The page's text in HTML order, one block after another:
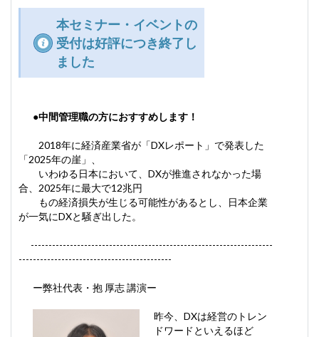
本セミナー・イベントの
受付は好評につき終了し
ました
●中間管理職の方におすすめします！
2018年に経済産業省が「DXレポート」で発表した
「2025年の崖」、
いわゆる日本において、DXが推進されなかった場
合、2025年に最大で12兆円
もの経済損失が生じる可能性があるとし、日本企業
が一気にDXと騒ぎ出した。
--------------------------------------------------------------------
-------------------------------------------
ー弊社代表・抱 厚志 講演ー
昨今、DXは経営のトレン
ドワードといえるほど